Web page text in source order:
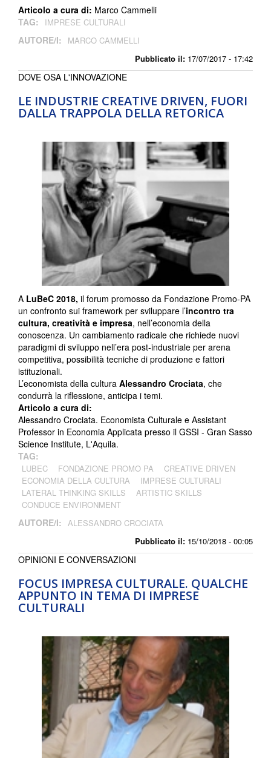
Pubblicato il: 17/07/2017 - 17:42
Articolo a cura di: Marco Cammelli
TAG:
IMPRESE CULTURALI
AUTORE/I: MARCO CAMMELLI
LE INDUSTRIE CREATIVE DRIVEN, FUORI
DALLA TRAPPOLA DELLA RETORICA
Pubblicato il: 15/10/2018 - 00:05
DOVE OSA L'INNOVAZIONE
A LuBeC 2018, il forum promosso da Fondazione Promo-PA
un confronto sui framework per sviluppare l’incontro tra
cultura, creatività e impresa, nell’economia della
conoscenza. Un cambiamento radicale che richiede nuovi
paradigmi di sviluppo nell’era post-industriale per arena
competitiva, possibilità tecniche di produzione e fattori
istituzionali.
L’economista della cultura Alessandro Crociata, che
condurrà la riflessione, anticipa i temi.
Articolo a cura di:
Alessandro Crociata. Economista Culturale e Assistant
Professor in Economia Applicata presso il GSSI - Gran Sasso
Science Institute, L'Aquila.
TAG:
LUBEC FONDAZIONE PROMO PA
CREATIVE DRIVEN
ECONOMIA DELLA CULTURA
IMPRESE CULTURALI
LATERAL THINKING SKILLS
ARTISTIC SKILLS
CONDUCE ENVIRONMENT
AUTORE/I: ALESSANDRO CROCIATA
FOCUS IMPRESA CULTURALE. QUALCHE
APPUNTO IN TEMA DI IMPRESE
CULTURALI
OPINIONI E CONVERSAZIONI